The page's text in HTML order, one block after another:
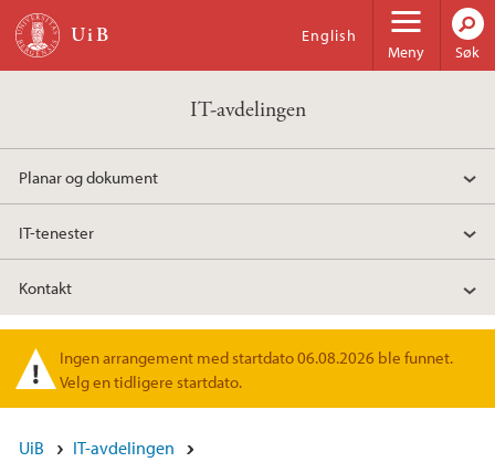
Hopp til hovedinnhold
Meny
English
Søk
IT-avdelingen
Planar og dokument
IT-tenester
Kontakt
Varselmelding
Ingen arrangement med startdato 06.08.2026 ble funnet.
Velg en tidligere startdato.
UiB IT-avdelingen